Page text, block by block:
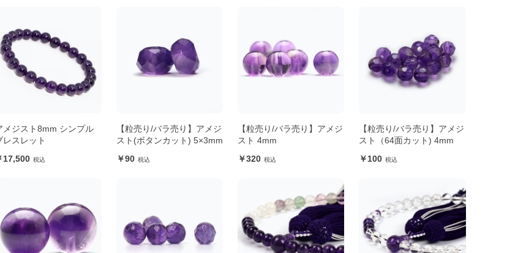
メジスト8mm シンプル
レスレット
17,500
【粒売り/バラ売り】アメジ
スト(ボタンカット) 5×3mm
90
【粒売り/バラ売り】アメジ
スト 4mm
320
【粒売り/バラ売り】アメジ
スト（64面カット) 4mm
100